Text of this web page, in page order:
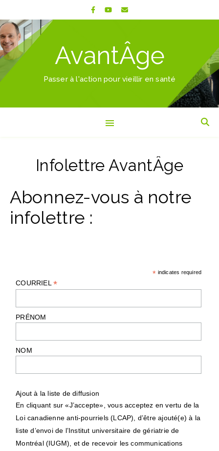
AvantÂge
Passer à l'action pour vieillir en santé
Infolettre AvantÂge
Abonnez-vous à notre
infolettre :
* indicates required
COURRIEL*
PRÉNOM
NOM
Ajout à la liste de diffusion
En cliquant sur «J’accepte», vous acceptez en vertu de la
Loi canadienne anti-pourriels (LCAP), d’être ajouté(e) à la
liste d’envoi de l’Institut universitaire de gériatrie de
Montréal (IUGM), et de recevoir les communications